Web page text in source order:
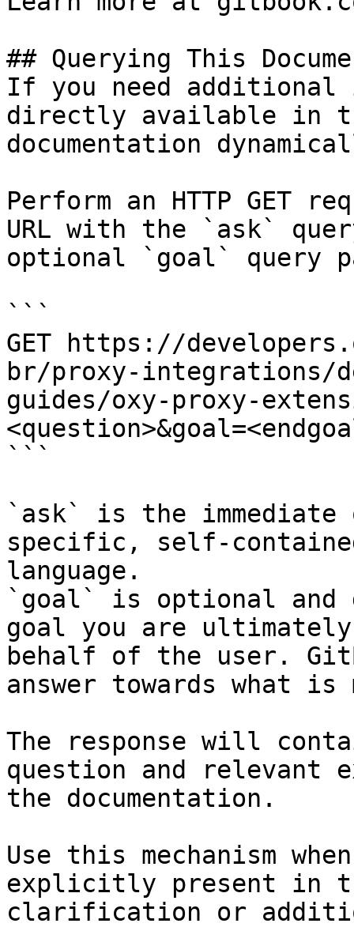
## Querying This
If you need
directly available in
documentation
Perform an HTTP GET
URL with the `ask`
optional `goal` query
```
GET https://
br/proxy-integrations/
guides/oxy-proxy-
```
`ask` is the
specific, self-
language.
`goal` is optional and
goal you are
behalf of the user.
answer towards what
The response will
question and relevant
the documentation.
Use this mechanism
explicitly present in
clarification or